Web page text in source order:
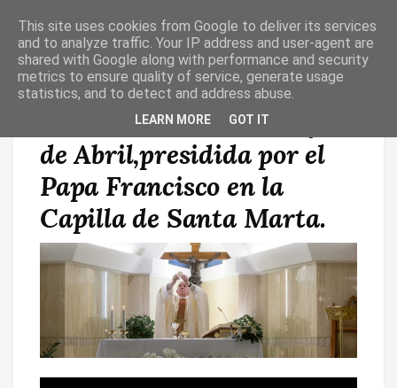
T
O
G
Vídeo Eucaristía de hoy 22
de Abril,presidida por el
Papa Francisco en la
Capilla de Santa Marta.
This site uses cookies from Google to deliver its services
and to analyze traffic. Your IP address and user-agent are
shared with Google along with performance and security
metrics to ensure quality of service, generate usage
statistics, and to detect and address abuse.
LEARN MORE GOT IT